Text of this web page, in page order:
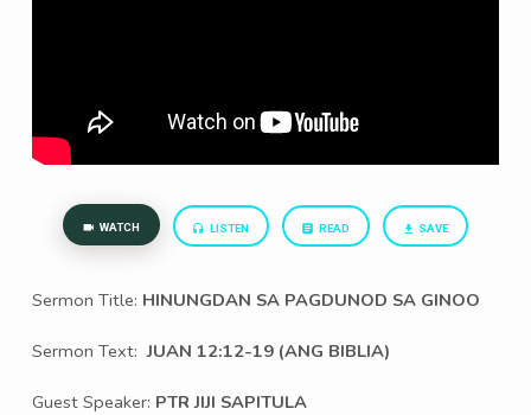
WATCH LISTEN READ SAVE
Sermon Title: HINUNGDAN SA PAGDUNOD SA GINOO
Sermon Text:JUAN 12:12-19 (ANG BIBLIA)
Guest Speaker: PTR JIJI SAPITULA